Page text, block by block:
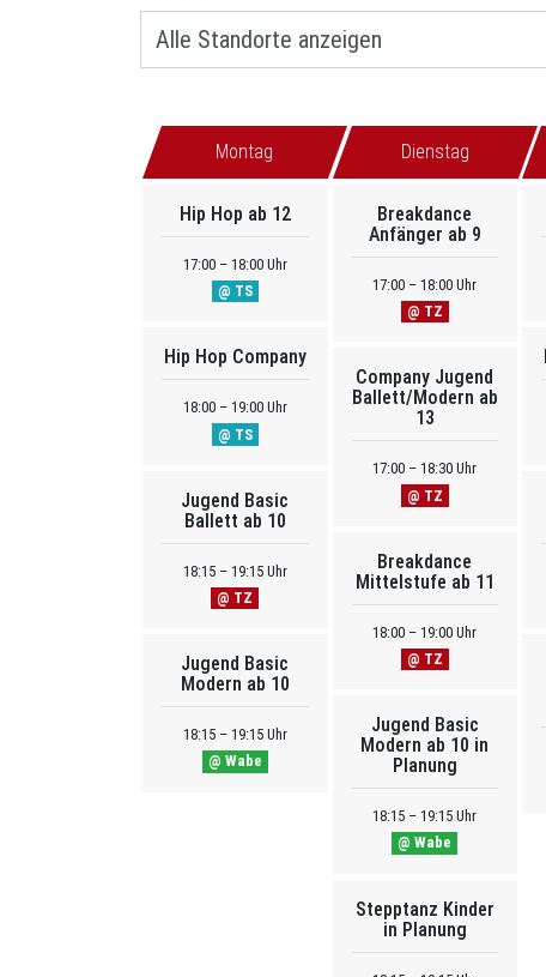
Montag
Hip Hop ab 12
17:00 – 18:00 Uhr
@ TS
Hip Hop Company
18:00 – 19:00 Uhr
@ TS
Jugend Basic
Ballett ab 10
18:15 – 19:15 Uhr
@ TZ
Jugend Basic
Modern ab 10
18:15 – 19:15 Uhr
@ Wabe
Dienstag
Breakdance
Anfänger ab 9
17:00 – 18:00 Uhr
@ TZ
Company Jugend
Ballett/Modern ab
13
17:00 – 18:30 Uhr
@ TZ
Breakdance
Mittelstufe ab 11
18:00 – 19:00 Uhr
@ TZ
Jugend Basic
Modern ab 10 in
Planung
18:15 – 19:15 Uhr
@ Wabe
Stepptanz Kinder
in Planung